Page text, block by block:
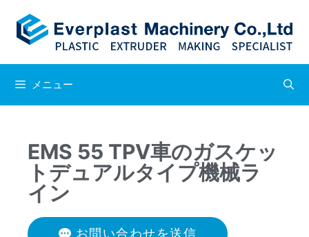
メニュー
EMS 55 TPV車のガスケッ
トデュアルタイプ機械ラ
イン
お問い合わせを送信